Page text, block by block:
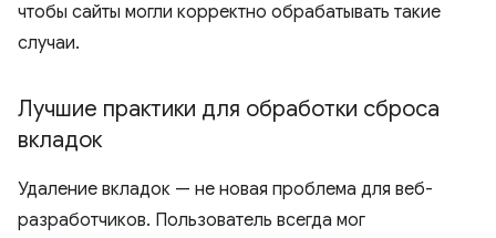
чтобы сайты могли корректно обрабатывать такие
случаи.
Лучшие практики для обработки сброса
вкладок
Удаление вкладок — не новая проблема для веб-
разработчиков. Пользователь всегда мог